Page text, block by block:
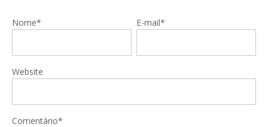
Nome* E-mail*
Website
Comentário*